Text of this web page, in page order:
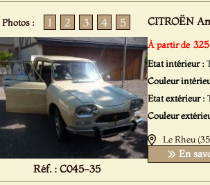
Photos : 1 2 3 4 5
Réf. : C045-35
CITROËN
À partir de
Etat intérieur :
Couleur
Etat extérieur :
Couleur
Le Rheu
En